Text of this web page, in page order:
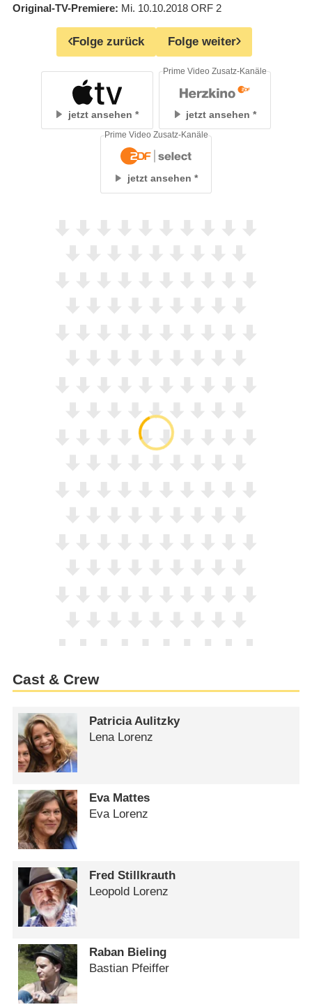
Original-TV-Premiere Mi. 10.10.2018 ORF 2
Folge zurück Folge weiter
jetzt ansehen jetzt ansehen
Prime Video Zusatz-Kanäle
jetzt ansehen
Prime Video Zusatz-Kanäle
Cast & Crew
Patricia Aulitzky
Lena Lorenz
Eva Mattes
Eva Lorenz
Fred Stillkrauth
Leopold Lorenz
Raban Bieling
Bastian Pfeiffer